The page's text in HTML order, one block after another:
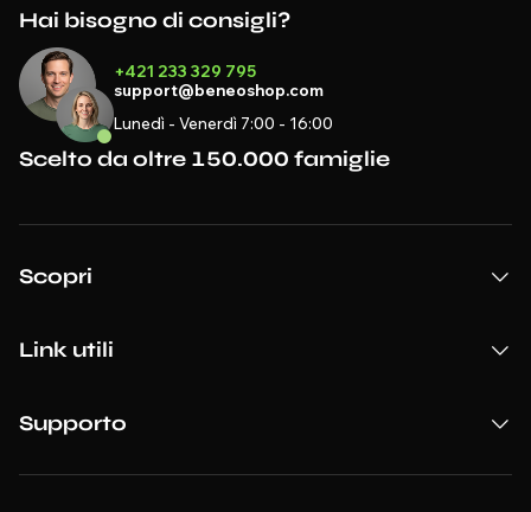
Hai bisogno di consigli?
+421 233 329 795
support@beneoshop.com
Lunedì - Venerdì 7:00 - 16:00
Scelto da oltre 150.000 famiglie
Scopri
Link utili
Supporto